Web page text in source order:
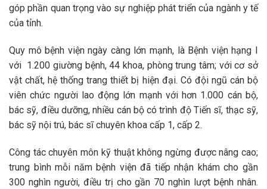
góp phần quan trọng vào sự nghiệp phát triển của ngành y tế
của tỉnh.
Quy mô bệnh viện ngày càng lớn mạnh, là Bệnh viện hạng I
với 1.200 giường bệnh, 44 khoa, phòng trung tâm; với cơ sở
vật chất, hệ thống trang thiết bị hiện đại. Có đội ngũ cán bộ
viên chức người lao động lớn mạnh với hơn 1.000 cán bộ,
bác sỹ, điều dưỡng, nhiều cán bộ có trình độ Tiến sĩ, thạc sỹ,
bác sỹ nội trú, bác sĩ chuyên khoa cấp 1, cấp 2.
Công tác chuyên môn kỹ thuật không ngừng được nâng cao;
trung bình mỗi năm bệnh viện đã tiếp nhận khám cho gần
300 nghìn người, điều trị cho gần 70 nghìn lượt bệnh nhân.